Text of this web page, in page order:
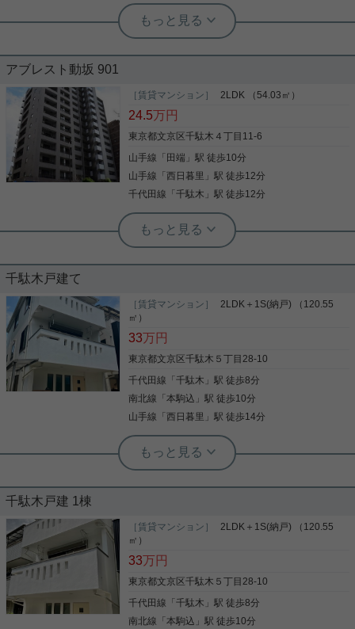
す。千代田線千駄木の近くでお部屋探しをしている
方は、当社までお問い合わせください(^o^)
根津駅前センター（実用根津ホーム株式会社 根津駅前センター） スタ
ッフ小西
１階がスーパーの為生活至便です
充実した設備のマンションです。 防犯面もオートロ
ッ完備で安心です。 駅近で周辺には買い物施設も豊
富です。 新生活にオススメ お問い合わせお待ちして
おります。
詳細を見る
アブレスト動坂 901
［賃貸マンション］ 2LDK （54.03㎡）
24.5万円
東京都文京区千駄木４丁目11-6
山手線 「 田端 」駅 徒歩10分
山手線 「西日暮里 」駅 徒歩12分
千代田線 「千駄木 」駅 徒歩12分
実用春日ホーム 茗荷谷店 堀田枝里
高階層、3方角部屋☆2LDK！
す！ 3方角部屋で、3面に窓あり☆ 高階層のお部屋
です！ 各洋室がリビングから独立しており、 使い勝
手の良い間取りです！ 洋室にある収納はウォークイ
ンクローゼット！ お荷物が多い方にも重宝します！
マンションエントランスには、オートロックあり☆
ご相談もお気軽にどうぞ★ 実用春日ホーム株式会
社 茗荷谷店 TEL：03-6902-5021
写真(9)
千駄木戸建て
［賃貸マンション］
2LDK＋1S(納戸) （120.55
㎡）
33万円
東京都文京区千駄木５丁目28-10
千代田線 「千駄木 」駅 徒歩8分
南北線 「本駒込 」駅 徒歩10分
山手線 「西日暮里 」駅 徒歩14分
実用春日ホーム 茗荷谷店 堀田枝里
【千駄木小学区】2SLDK戸建☆
※2028年2月29日以上帰任迄の定期借家契約となり
ます。 各居室が8帖以上と、広々した戸建て！ 玄関
も開放感のある造り☆ 1階Ｓのスペースには、ピア
ノ搬入が可能です！ 建物前には駐車も可能です！ お
気軽にお問い合わせくださいませ！ ★お電話でのご
茗荷谷店 TEL：03-6902-5021
写真(9)
千駄木戸建 1棟
［賃貸マンション］
2LDK＋1S(納戸) （120.55
㎡）
33万円
東京都文京区千駄木５丁目28-10
千代田線 「千駄木 」駅 徒歩8分
南北線 「本駒込 」駅 徒歩10分